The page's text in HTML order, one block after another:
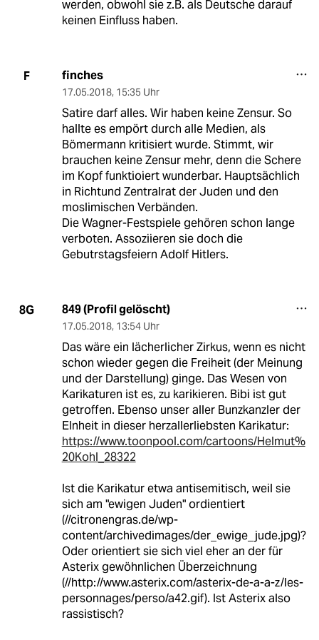
werden, obwohl sie z.B. als Deutsche darauf
keinen Einfluss haben.
F finches
17.05.2018, 15:35 Uhr
Satire darf alles. Wir haben keine Zensur. So
hallte es empört durch alle Medien, als
Bömermann kritisiert wurde. Stimmt, wir
brauchen keine Zensur mehr, denn die Schere
im Kopf funktioiert wunderbar. Hauptsächlich
in Richtund Zentralrat der Juden und den
moslimischen Verbänden.
Die Wagner-Festspiele gehören schon lange
verboten. Assoziieren sie doch die
Gebutrstagsfeiern Adolf Hitlers.
8G 849 (Profil gelöscht)
17.05.2018, 13:54 Uhr
Das wäre ein lächerlicher Zirkus, wenn es nicht
schon wieder gegen die Freiheit (der Meinung
und der Darstellung) ginge. Das Wesen von
Karikaturen ist es, zu karikieren. Bibi ist gut
getroffen. Ebenso unser aller Bunzkanzler der
EInheit in dieser herzallerliebsten Karikatur:
https://www.toonpool.com/cartoons/Helmut%
20Kohl_28322
Ist die Karikatur etwa antisemitisch, weil sie
sich am "ewigen Juden" ordientiert
(//citronengras.de/wp-
content/archivedimages/der_ewige_jude.jpg)?
Oder orientiert sie sich viel eher an der für
Asterix gewöhnlichen Überzeichnung
(//http://www.asterix.com/asterix-de-a-a-z/les-
personnages/perso/a42.gif). Ist Asterix also
rassistisch?